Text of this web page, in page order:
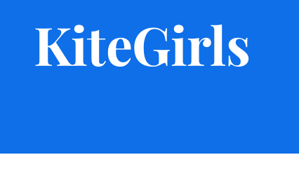
KiteGirls